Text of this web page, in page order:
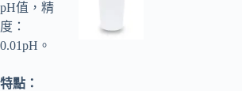
pH值，精
度：
0.01pH。
特點：